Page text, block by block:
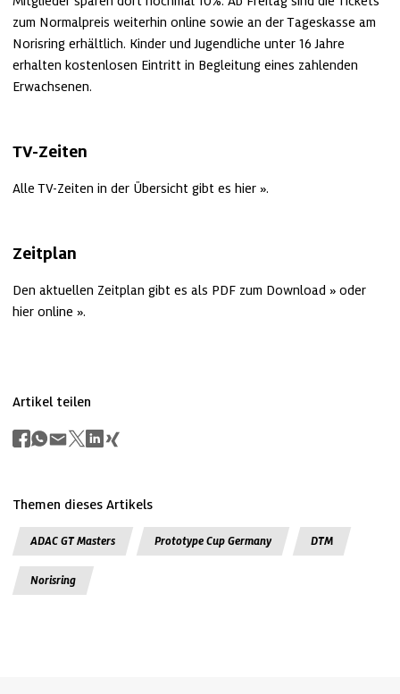
zum Normalpreis weiterhin online sowie an der Tageskasse am
Norisring erhältlich. Kinder und Jugendliche unter 16 Jahre
erhalten kostenlosen Eintritt in Begleitung eines zahlenden
Erwachsenen.
TV-Zeiten
Alle TV-Zeiten in der Übersicht gibt es hier .
Zeitplan
Den aktuellen Zeitplan gibt es als PDF zum Download
oder
hier online
.
Artikel teilen
Themen dieses Artikels
ADAC GT Masters Prototype Cup Germany DTM
Norisring